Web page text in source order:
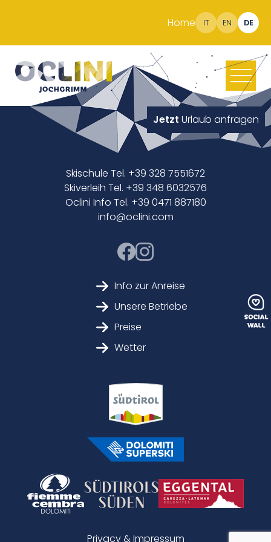
Home IT EN DE
Jetzt Urlaub anfragen
Skischule Tel. +39 328 7551672
Skiverleih Tel. +39 348 6032576
Oclini Info Tel. +39 0471 887180
info@oclini.com
Info zur Anreise
Unsere Betriebe
Preise
Wetter
Privacy & Impressum